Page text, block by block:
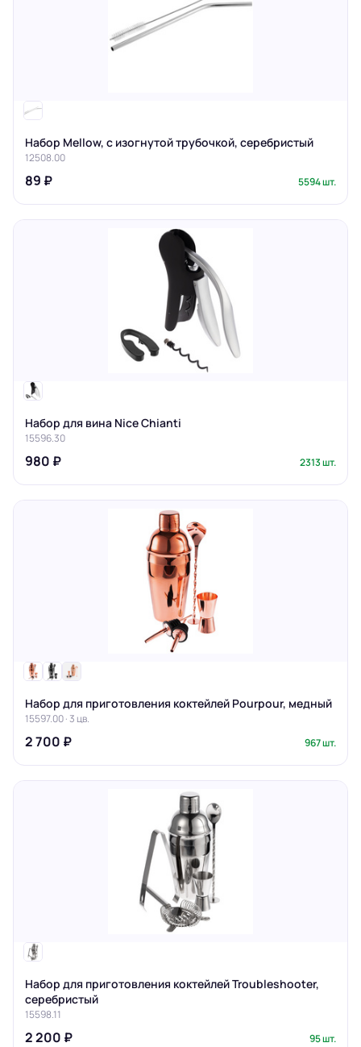
Набор Mellow, с изогнутой трубочкой, серебристый
12508.00
89 ₽ 5594 шт.
Набор для вина Nice Chianti
15596.30
980 ₽ 2313 шт.
Набор для приготовления коктейлей Pourpour, медный
15597.00 · 3 цв.
2 700 ₽ 967 шт.
Набор для приготовления коктейлей Troubleshooter,
серебристый
15598.11
2 200 ₽ 95 шт.